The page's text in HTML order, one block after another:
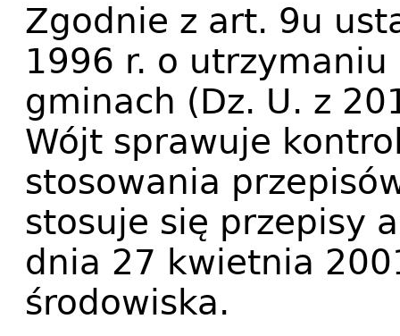
Zgodnie z art. 9u
1996 r. o
gminach (Dz. U. z
Wójt sprawuje
stosowania
stosuje się przepisy
dnia 27 kwietnia
środowiska.